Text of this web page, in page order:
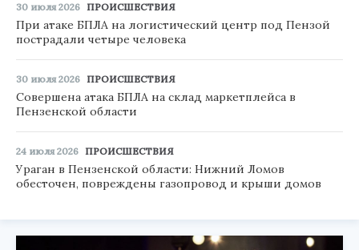
30 июля 2026 ПРОИСШЕСТВИЯ
При атаке БПЛА на логистический центр под Пензой
пострадали четыре человека
30 июля 2026 ПРОИСШЕСТВИЯ
Совершена атака БПЛА на склад маркетплейса в
Пензенской области
24 июля 2026 ПРОИСШЕСТВИЯ
Ураган в Пензенской области: Нижний Ломов
обесточен, повреждены газопровод и крыши домов